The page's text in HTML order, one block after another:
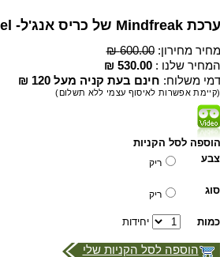
ערכת Mindfreak של כריס אנג'ל- Mindfreak Kit by Criss Angel
מחיר מחירון:600.00 ₪
המחיר שלנו :530.00 ₪
דמי משלוח: חינם בעת קניה מעל 120 ₪
(קיימת אפשרות לאיסוף עצמי ללא תשלום)
הוספה לסל הקניות
צבע
ריק
סוג ריק
כמות יחידות
הוספה לסל הקניות שלי